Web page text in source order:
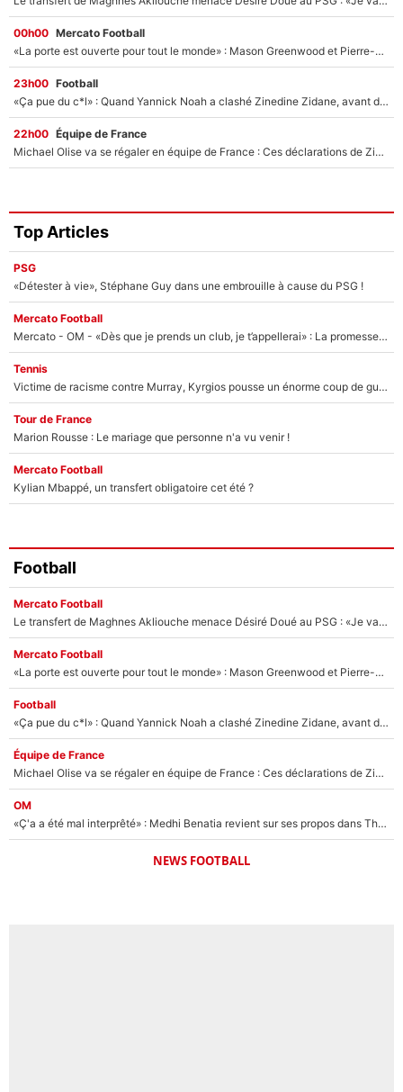
00h00 Mercato Football
«La porte est ouverte pour tout le monde» : Mason Greenwood et Pierre-Emerick Aubameyang ont quitté l'OM, Amine Gouiri balance sur la suite du mercato et sur la réaction du vestiaire !
23h00 Football
«Ça pue du c*l» : Quand Yannick Noah a clashé Zinedine Zidane, avant de se faire recadrer par le nouveau sélectionneur de l'équipe de France !
22h00 Équipe de France
Michael Olise va se régaler en équipe de France : Ces déclarations de Zinedine Zidane qui prouvent qu'il va tout miser sur la star du Bayern Munich !
Top Articles
PSG
«Détester à vie», Stéphane Guy dans une embrouille à cause du PSG !
Mercato Football
Mercato - OM - «Dès que je prends un club, je t’appellerai» : La promesse de Marcelino au moment de claquer la porte
Tennis
Victime de racisme contre Murray, Kyrgios pousse un énorme coup de gueule !
Tour de France
Marion Rousse : Le mariage que personne n'a vu venir !
Mercato Football
Kylian Mbappé, un transfert obligatoire cet été ?
Football
Mercato Football
Le transfert de Maghnes Akliouche menace Désiré Doué au PSG : «Je valide à 200%»
Mercato Football
«La porte est ouverte pour tout le monde» : Mason Greenwood et Pierre-Emerick Aubameyang ont quitté l'OM, Amine Gouiri balance sur la suite du mercato et sur la réaction du vestiaire !
Football
«Ça pue du c*l» : Quand Yannick Noah a clashé Zinedine Zidane, avant de se faire recadrer par le nouveau sélectionneur de l'équipe de France !
Équipe de France
Michael Olise va se régaler en équipe de France : Ces déclarations de Zinedine Zidane qui prouvent qu'il va tout miser sur la star du Bayern Munich !
OM
«Ç'a a été mal interprêté» : Medhi Benatia revient sur ses propos dans The Bridge et précise ses conditions pour rejoindre le PSG !
NEWS FOOTBALL